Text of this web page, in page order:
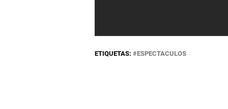
ETIQUETAS: ESPECTACULOS